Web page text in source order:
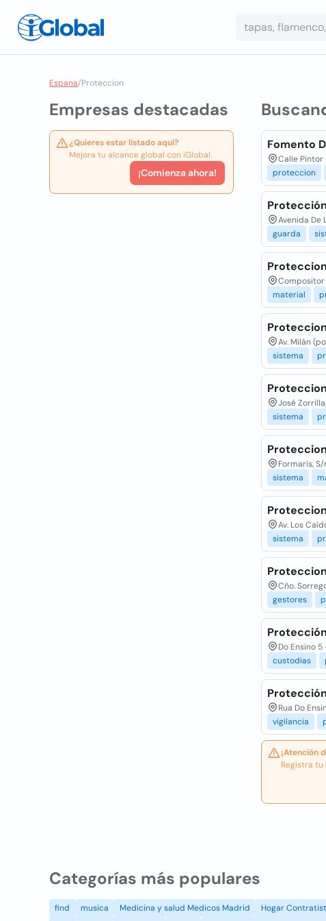
Espana/Proteccion
Empresas destacadas
¿Quieres estar listado aquí?
Mejora tu alcance global con iGlobal.
¡Comienza ahora!
Fomento
Calle Pintor
proteccion
Avenida De
guarda
Compositor
material
Av. Milán
sistema
José
sistema
Formarís,
sistema
Av. Los
sistema
Cño.
gestores
Do Ensino
custodias
Rua Do
vigilancia
¡Atención
Registra
Categorías más populares
find musica Medicina y salud Medicos Madrid Hogar